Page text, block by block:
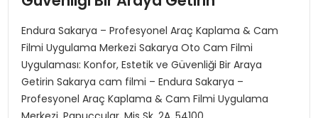
TOROSLAR’DA PAZAR GERGİNLİĞİ!
Endura Sakarya – Profesyonel Araç Kaplama & Cam
Filmi Uygulama Merkezi Sakarya Oto Cam Filmi
Uygulaması: Konfor, Estetik ve Güvenliği Bir Araya
Getirin Sakarya cam filmi – Endura Sakarya –
Profesyonel Araç Kaplama & Cam Filmi Uygulama